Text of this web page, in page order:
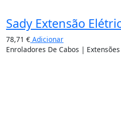
Sady Extensão
78,71 € Adicionar
Enroladores De Cabos |